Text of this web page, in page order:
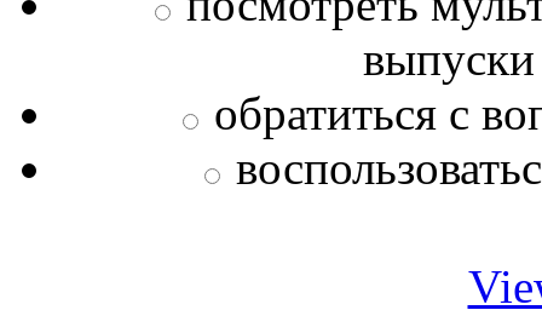
обратиться с